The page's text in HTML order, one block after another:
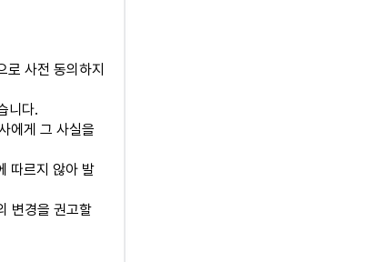
로 사전 동의하지
니다.
에게 그 사실을
따르지 않아 발
변경을 권고할